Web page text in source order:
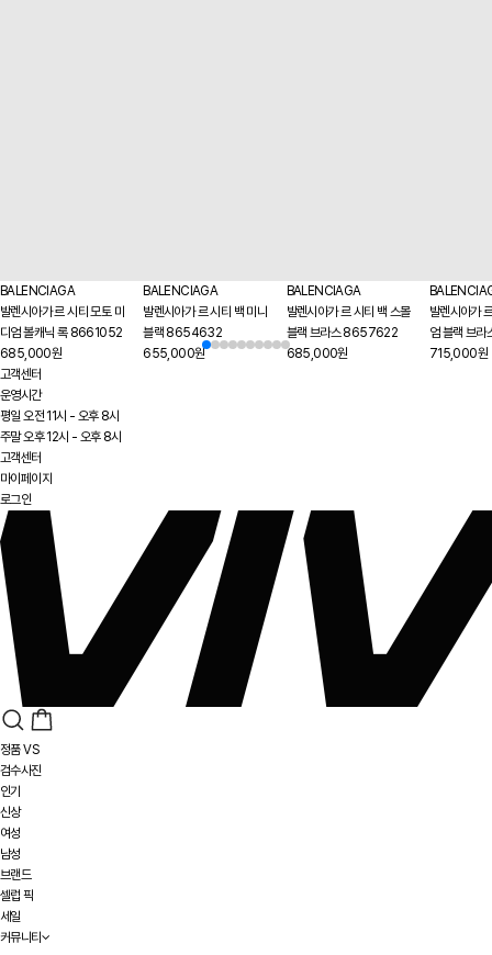
BALENCIAGA
발렌시아가 르 시티 모토 미
디엄 볼캐닉 록 8661052
685,000원
BALENCIAGA
발렌시아가 르 시티 백 미니
블랙 8654632
655,000원
BALENCIAGA
발렌시아가 르 시티 백 스몰
블랙 브라스 8657622
685,000원
발렌시아가
엄 블랙 브
715,000원
고객센터
운영시간
평일 오전 11시 - 오후 8시
주말 오후 12시 - 오후 8시
고객센터
마이페이지
로그인
정품 VS
검수사진
인기
신상
여성
남성
브랜드
셀럽 픽
세일
커뮤니티